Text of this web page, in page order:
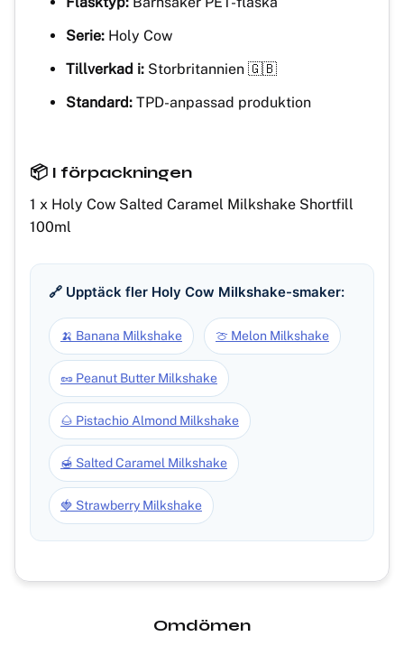
Serie: Holy Cow
Tillverkad i: Storbritannien 🇬🇧
Standard: TPD-anpassad produktion
📦 I förpackningen
1 x Holy Cow Salted Caramel Milkshake Shortfill
100ml
🔗 Upptäck fler Holy Cow Milkshake-smaker:
🍌 Banana Milkshake 🍈 Melon Milkshake
🥜 Peanut Butter Milkshake
🌰 Pistachio Almond Milkshake
🍯 Salted Caramel Milkshake
🍓 Strawberry Milkshake
Omdömen